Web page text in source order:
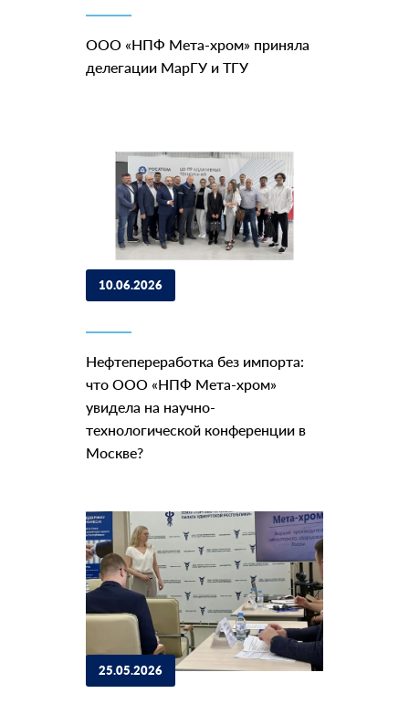
ООО «НПФ Мета-хром» приняла
делегации МарГУ и ТГУ
10.06.2026
Нефтепереработка без импорта:
что ООО «НПФ Мета-хром»
увидела на научно-
технологической конференции в
Москве?
25.05.2026